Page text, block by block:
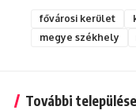
fővárosi kerület
megye székhely
További